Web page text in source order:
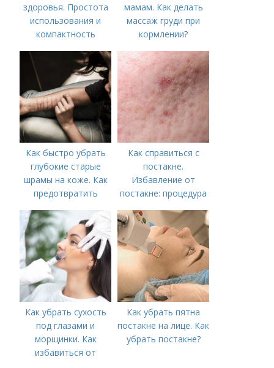
здоровья. Простота
использования и
компактность
мамам. Как делать
массаж груди при
кормлении?
Как быстро убрать
глубокие старые
шрамы на коже. Как
предотвратить
Как справиться с
постакне.
Избавление от
постакне: процедура
Как убрать сухость
под глазами и
морщинки. Как
избавиться от
Как убрать пятна
постакне на лице. Как
убрать постакне?